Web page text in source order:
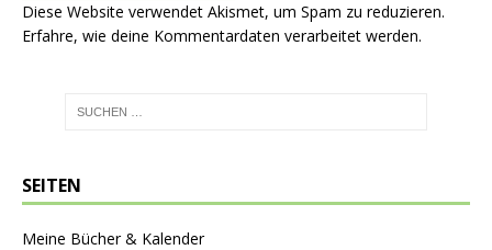
Diese Website verwendet Akismet, um Spam zu reduzieren.
Erfahre, wie deine Kommentardaten verarbeitet werden.
SEITEN
Meine Bücher & Kalender